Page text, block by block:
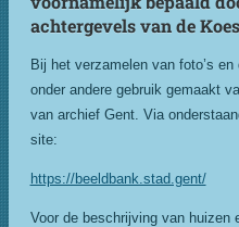
achtergevels van de
Bij het verzamelen van foto’s
onder andere gebruik gemaakt
van archief Gent. Via
site:
https://beeldbank.stad.gent/
Voor de beschrijving van huizen